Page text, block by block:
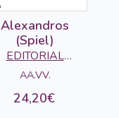
Alexandros
(Spiel)
EDITORIAL
ARCOBALENO
8888448Q
AA.VV.
24,20€